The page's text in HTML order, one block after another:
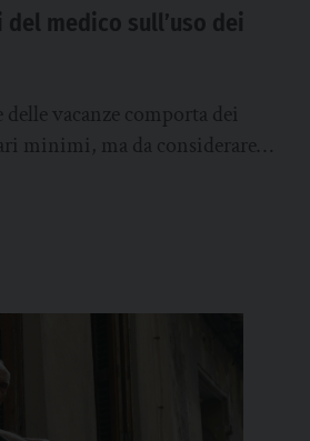
medico sull’uso dei
delle vacanze comporta dei
minimi, ma da considerare